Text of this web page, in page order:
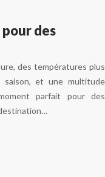
des
des températures plus
saison, et une multitude
parfait pour des